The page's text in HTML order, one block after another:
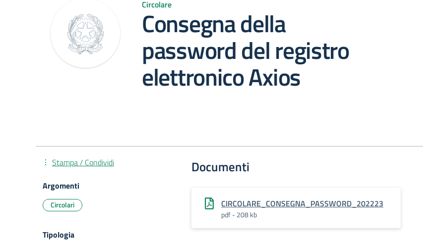
Circolare
Consegna della
password del registro
elettronico Axios
Documenti
CIRCOLARE_CONSEGNA_PASSWORD_202223
pdf - 208 kb
Stampa / Condividi
Argomenti
Circolari
Tipologia